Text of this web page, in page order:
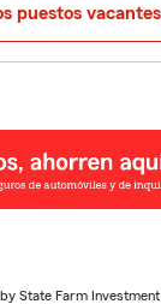
puestos
State Farm Investment